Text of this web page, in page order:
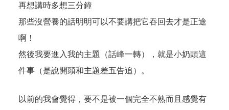
再想講時多想三分鐘
那些沒營養的話明明可以不要講把它吞回去才是正途
啊！
然後我要進入我的主題（話峰一轉），就是小奶頭這
件事（是說開頭和主題差五告追）。
以前的我會覺得，要不是被一個完全不熟而且感覺有